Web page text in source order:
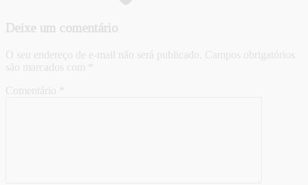
Deixe um comentário
O seu endereço de e-mail não será publicado. Campos obrigatórios
são marcados com
Comentário